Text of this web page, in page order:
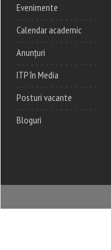
Evenimente
Calendar academic
Anunțuri
ITP în Media
Posturi vacante
Bloguri